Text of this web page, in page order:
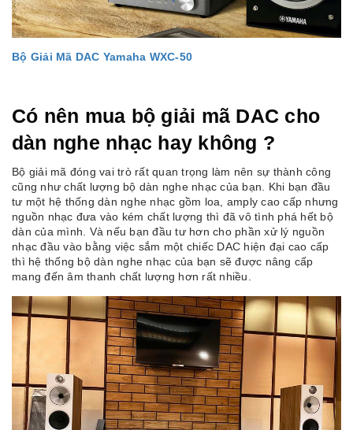
Bộ Giải Mã DAC Yamaha WXC-50
Có nên mua bộ giải mã DAC cho
dàn nghe nhạc hay không ?
Bộ giải mã đóng vai trò rất quan trọng làm nên sự thành công
cũng như chất lượng bộ dàn nghe nhạc của bạn. Khi bạn đầu
tư một hệ thống dàn nghe nhạc gồm loa, amply cao cấp nhưng
nguồn nhạc đưa vào kém chất lượng thì đã vô tình phá hết bộ
dàn của mình. Và nếu bạn đầu tư hơn cho phần xử lý nguồn
nhạc đầu vào bằng việc sắm một chiếc DAC hiện đại cao cấp
thì hệ thống bộ dàn nghe nhạc của bạn sẽ được nâng cấp
mang đến âm thanh chất lượng hơn rất nhiều.